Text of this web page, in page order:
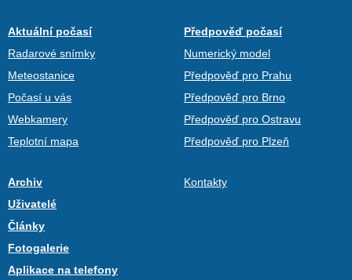
Aktuální počasí
Radarové snímky
Meteostanice
Počasí u vás
Webkamery
Teplotní mapa
Předpověď počasí
Numerický model
Předpověď pro Prahu
Předpověď pro Brno
Předpověď pro Ostravu
Předpověď pro Plzeň
Archiv
Uživatelé
Články
Fotogalerie
Aplikace na telefony
Kontakty